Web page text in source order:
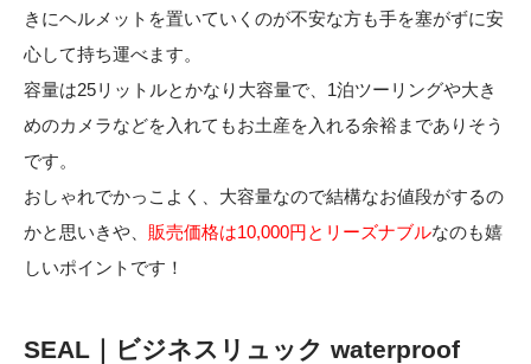
きにヘルメットを置いていくのが不安な方も手を塞がずに安
心して持ち運べます。
容量は25リットルとかなり大容量で、1泊ツーリングや大き
めのカメラなどを入れてもお土産を入れる余裕までありそう
です。
おしゃれでかっこよく、大容量なので結構なお値段がするの
かと思いきや、 販売価格は10,000円とリーズナブルなのも嬉
しいポイントです！
SEAL｜ビジネスリュック waterproof